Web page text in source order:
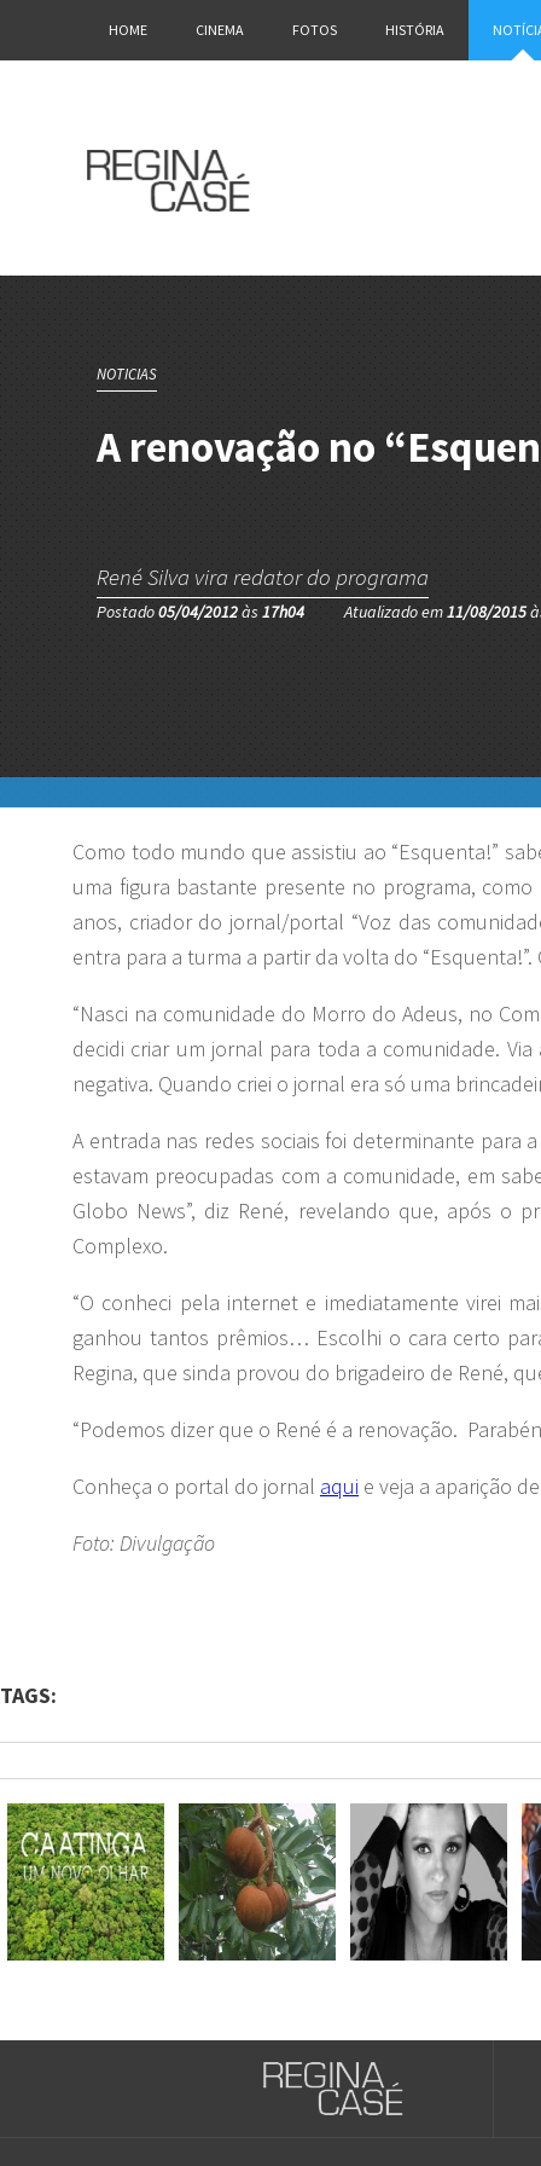
HOME CINEMA FOTOS HISTÓRIA
NOTICIAS
A renovação no
René Silva vira redator do programa
Postado05/04/2012às 17h04 Atualizado em11/08/2015
Como todo mundo que assistiu ao “Esquenta!”
uma figura bastante presente no programa,
anos, criador do jornal/portal “Voz das
entra para a turma a partir da volta do
“Nasci na comunidade do Morro do Adeus, no
decidi criar um jornal para toda a comunidade.
negativa. Quando criei o jornal era só uma
A entrada nas redes sociais foi determinante para
estavam preocupadas com a comunidade, em
Globo News”, diz René, revelando que, após o
Complexo.
“O conheci pela internet e imediatamente virei
ganhou tantos prêmios… Escolhi o cara certo
Regina, que sinda provou do brigadeiro de René,
“Podemos dizer que o René é a renovação.
Conheça o portal do jornal aqui e veja a aparição
Foto: Divulgação
TAGS: